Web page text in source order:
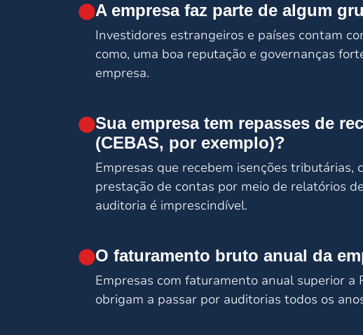
A empresa faz parte de algum
Investidores estrangeiros e países contam
como, uma boa reputação e governanças
empresa.
Sua empresa tem repasses de
(CEBAS, por exemplo)?
Empresas que recebem isenções tributárias,
prestação de contas por meio de relatórios
auditoria é imprescindível.
O faturamento bruto anual da
Empresas com faturamento anual superior
obrigam a passar por auditorias todos os